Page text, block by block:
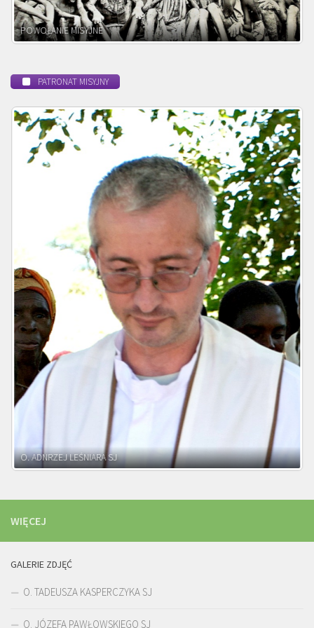
BEATYFIKACJA
PATRONAT MISYJNY
WIĘCEJ
GALERIE ZDJĘĆ
O. TADEUSZA KASPERCZYKA SJ
O. JÓZEFA PAWŁOWSKIEGO SJ